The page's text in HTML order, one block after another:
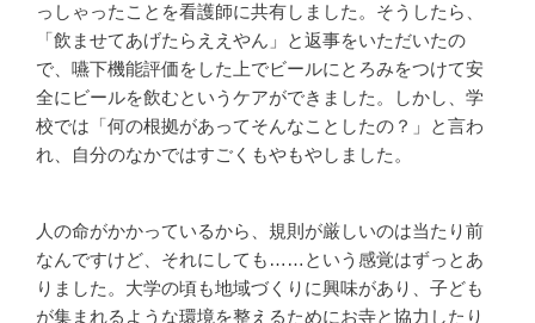
っしゃったことを看護師に共有しました。そうしたら、
「飲ませてあげたらええやん」と返事をいただいたの
で、嚥下機能評価をした上でビールにとろみをつけて安
全にビールを飲むというケアができました。しかし、学
校では「何の根拠があってそんなことしたの？」と言わ
れ、自分のなかではすごくもやもやしました。
人の命がかかっているから、規則が厳しいのは当たり前
なんですけど、それにしても……という感覚はずっとあ
りました。大学の頃も地域づくりに興味があり、子ども
が集まれるような環境を整えるためにお寺と協力したり